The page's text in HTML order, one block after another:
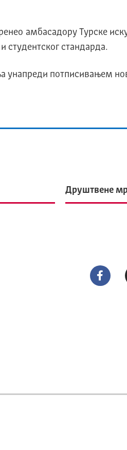
амбасадору Турске
студентског стандарда.
унапреди потписивањем
Друштвене